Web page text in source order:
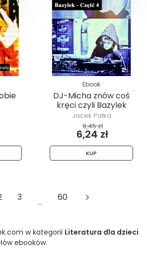
Ebook
DJ-Micha znów coś
kręci czyli Bazylek
część 4.
Jacek Pałka
9,45 zł
6,24 zł
KUP
3 … 60
w kategorii Literatura dla dzieci
ebooków.